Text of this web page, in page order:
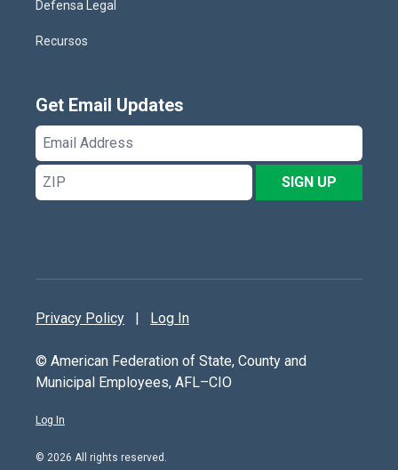
Defensa Legal
Recursos
Get Email Updates
Email
Address
ZIP
SIGN UP
Privacy Policy Log In
© American Federation of State, County and
Municipal Employees, AFL–CIO
Log In
© 2026 All rights reserved.